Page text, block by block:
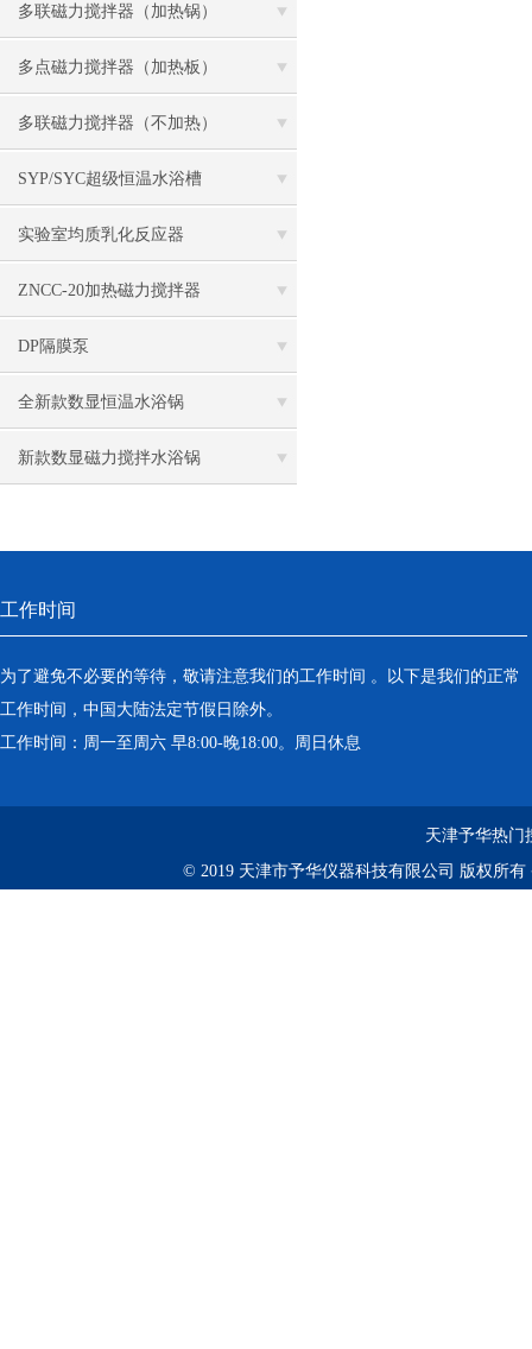
多联磁力搅拌器（加热锅）
多点磁力搅拌器（加热板）
多联磁力搅拌器（不加热）
SYP/SYC超级恒温水浴槽
实验室均质乳化反应器
ZNCC-20加热磁力搅拌器
DP隔膜泵
全新款数显恒温水浴锅
新款数显磁力搅拌水浴锅
工作时间
为了避免不必要的等待，敬请注意我们的工作时间 。以下是我们的正常
工作时间，中国大陆法定节假日除外。
工作时间：周一至周六 早8:00-晚18:00。周日休息
天津予华热门
© 2019 天津市予华仪器科技有限公司 版权所有